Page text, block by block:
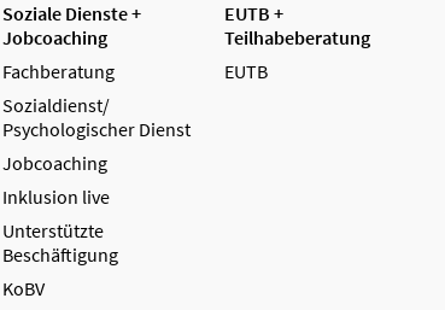
Soziale Dienste +
Jobcoaching
Fachberatung
Sozialdienst/
Psychologischer Dienst
Jobcoaching
Inklusion live
Unterstützte
Beschäftigung
KoBV
EUTB +
Teilhabeberatung
EUTB